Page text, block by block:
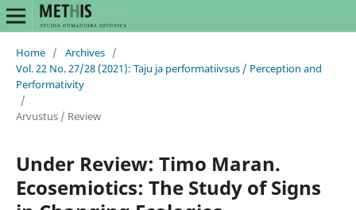
Home / Archives /
Vol. 22 No. 27/28 (2021): Taju ja performatiivsus / Perception and
Performativity
/
Arvustus / Review
Under Review: Timo Maran.
Ecosemiotics: The Study of Signs